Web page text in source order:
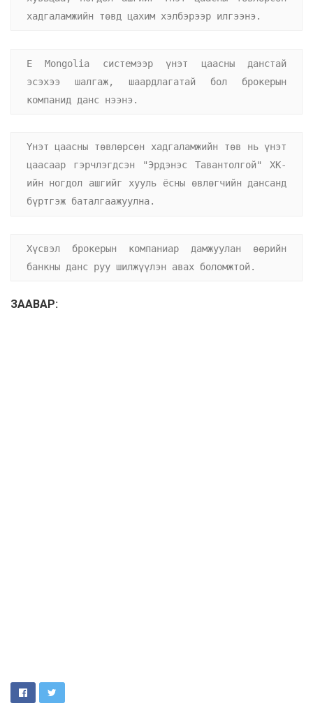
хадгаламжийн төвд цахим хэлбэрээр илгээнэ.
Е Mongolia системээр үнэт цаасны данстай
эсэхээ шалгаж, шаардлагатай бол брокерын
компанид данс нээнэ.
Үнэт цаасны төвлөрсөн хадгаламжийн төв нь үнэт
цаасаар гэрчлэгдсэн "Эрдэнэс Тавантолгой" ХК-
ийн ногдол ашгийг хууль ёсны өвлөгчийн дансанд
бүртгэж баталгаажуулна.
Хүсвэл брокерын компаниар дамжуулан өөрийн
банкны данс руу шилжүүлэн авах боломжтой.
ЗААВАР: